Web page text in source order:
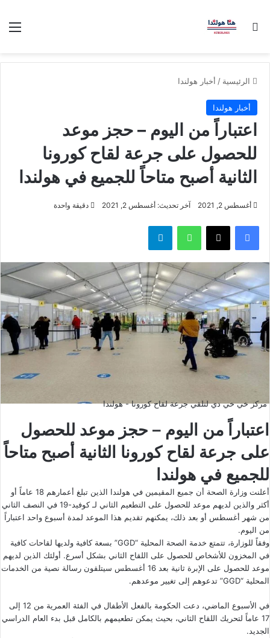
بحث عن
الرئيسية / أخبار هولندا
أخبار هولندا
اعتباراً من اليوم – حجز موعد
للحصول على جرعة لقاح كورونا
الثانية أصبح متاحاً للجميع في هولندا
أغسطس 2, 2021 آخر تحديث: أغسطس 2, 2021 دقيقة واحدة
فيسبوك ‫X واتساب تيلقرام
مركز خي خي دي لتلقي جرعة لقاح كورونا - هولندا
اعتباراً من اليوم – حجز موعد للحصول
على جرعة لقاح كورونا الثانية أصبح متاحاً
للجميع في هولندا
أعلنت وزارة الصحة أن جميع المقيمين في هولندا الذين تبلغ أعمارهم 18 عاماً أو
أكثر والذين لديهم موعد للحصول على التطعيم الثاني لـ كوفيد-19 في النصف الثاني
من شهر أغسطس أو بعد ذلك، يمكنهم تقديم هذا الموعد لمدة أسبوع واحد اعتباراً
من اليوم.
وفقاً للوزارة، تتمتع خدمة الصحة المحلية “GGD” بسعة كافية ولديها لقاحات كافية
في المخزون للأشخاص للحصول على اللقاح الثاني بشكل أسرع. أولئك الذين لديهم
موعد للحصول على الإبرة ثانية بعد 16 أغسطس سيتلقون رسالة نصية من الخدمات
المحلية “GGD” تدعوهم إلى تغيير موعدهم.
في الأسبوع الماضي، دعت الحكومة بالفعل الأطفال في الفئة العمرية من 12 إلى
17 عاماً لتحريك اللقاح الثاني، بحيث يمكن تطعيمهم بالكامل قبل بدء العام الدراسي
الجديد.